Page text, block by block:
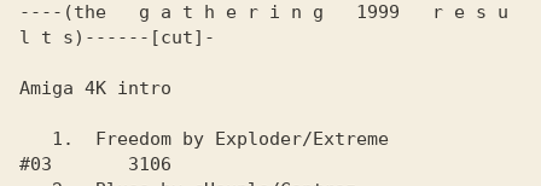
----(the   g a t h e r i n g   1999   r e s u
l t s)------[cut]-
Amiga 4K intro
#03       3106